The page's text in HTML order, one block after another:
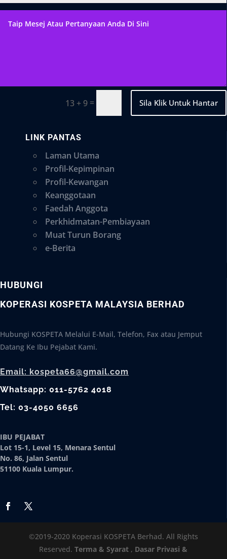
13 + 9 = Sila Klik Untuk Hantar
LINK PANTAS
Laman Utama
Profil-Kepimpinan
Profil-Kewangan
Keanggotaan
Faedah Anggota
Perkhidmatan-Pembiayaan
Muat Turun Borang
e-Berita
HUBUNGI
KOPERASI KOSPETA MALAYSIA BERHAD
Hubungi KOSPETA Melalui E-Mail, Telefon, Fax atau Jemput
Datang Ke Ibu Pejabat Kami.
Email: kospeta66@gmail.com
Whatsapp: 011-5762 4018
Tel: 03-4050 6656
IBU PEJABAT
Lot 15-1, Level 15, Menara Sentul
No. 86, Jalan Sentul
51100 Kuala Lumpur.
©2019-2020 Koperasi KOSPETA Berhad. All Rights
Reserved.Terma & Syarat , Dasar Privasi &